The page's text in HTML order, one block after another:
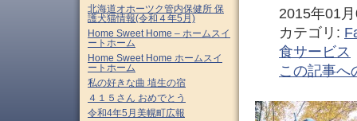
2015年01
カテゴリ:
食サービス
この記事へ
北海道オホーツク管内保健所 保
護犬猫情報(令和４年5月)
Home Sweet Home – ホームスイ
ートホーム
Home Sweet Home ホームスイ
ートホーム
私の好きな曲 埴生の宿
４１５さん おめでとう
令和4年5月美幌町広報